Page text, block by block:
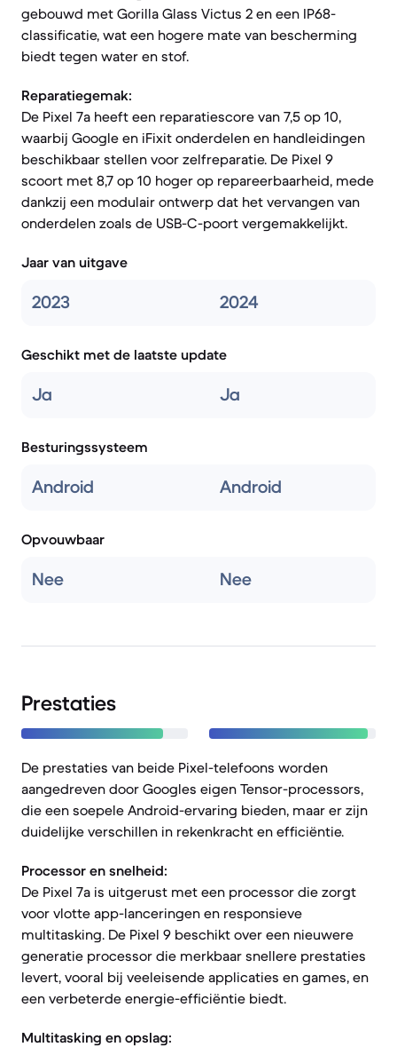
gebouwd met Gorilla Glass Victus 2 en een IP68-
classificatie, wat een hogere mate van bescherming
biedt tegen water en stof.
Reparatiegemak:
De Pixel 7a heeft een reparatiescore van 7,5 op 10,
waarbij Google en iFixit onderdelen en handleidingen
beschikbaar stellen voor zelfreparatie. De Pixel 9
scoort met 8,7 op 10 hoger op repareerbaarheid, mede
dankzij een modulair ontwerp dat het vervangen van
onderdelen zoals de USB-C-poort vergemakkelijkt.
Jaar van uitgave
2023 2024
Geschikt met de laatste update
Ja Ja
Besturingssysteem
Android Android
Opvouwbaar
Nee Nee
Prestaties
De prestaties van beide Pixel-telefoons worden
aangedreven door Googles eigen Tensor-processors,
die een soepele Android-ervaring bieden, maar er zijn
duidelijke verschillen in rekenkracht en efficiëntie.
Processor en snelheid:
De Pixel 7a is uitgerust met een processor die zorgt
voor vlotte app-lanceringen en responsieve
multitasking. De Pixel 9 beschikt over een nieuwere
generatie processor die merkbaar snellere prestaties
levert, vooral bij veeleisende applicaties en games, en
een verbeterde energie-efficiëntie biedt.
Multitasking en opslag: